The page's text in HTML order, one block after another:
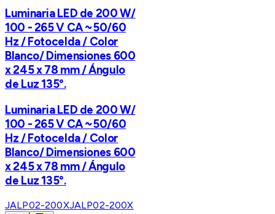
Luminaria LED de 200 W/
100 - 265 V CA ~50/60
Hz / Fotocelda / Color
Blanco/ Dimensiones 600
x 245 x 78 mm / Ángulo
de Luz 135°.
Luminaria LED de 200 W/
100 - 265 V CA ~50/60
Hz / Fotocelda / Color
Blanco/ Dimensiones 600
x 245 x 78 mm / Ángulo
de Luz 135°.
JALP02-200XJALP02-200X